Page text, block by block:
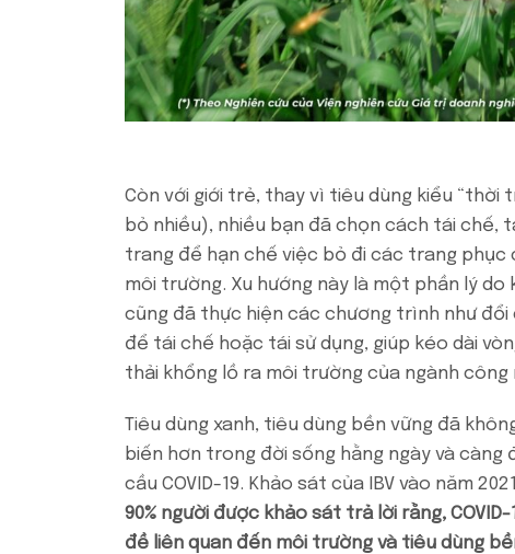
Còn với giới trẻ, thay vì tiêu dùng kiểu “thời
bỏ nhiều), nhiều bạn đã chọn cách tái chế,
trang để hạn chế việc bỏ đi các trang
môi trường. Xu hướng này là một phần lý
cũng đã thực hiện các chương trình như đổi
để tái chế hoặc tái sử dụng, giúp kéo dài
thải khổng lồ ra môi trường của ngành
Tiêu dùng xanh, tiêu dùng bền vững đã
biến hơn trong đời sống hằng ngày và
cầu COVID-19. Khảo sát của IBV vào năm
90% người được khảo sát trả lời rằng,
đề liên quan đến môi trường và tiêu dùng